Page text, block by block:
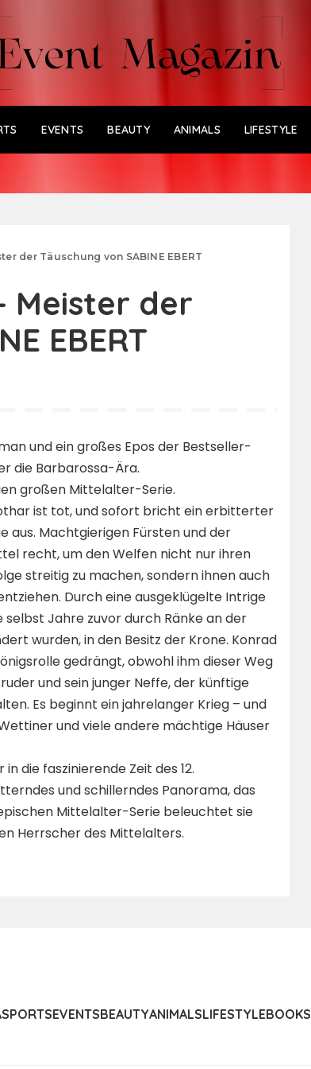
EVENTS BEAUTY ANIMALS LIFESTYLE
der Täuschung von SABINE EBERT
Meister der
EBERT
und ein großes Epos der Bestseller-
die Barbarossa-Ära.
großen Mittelalter-Serie.
ist tot, und sofort bricht ein erbitterter
aus. Machtgierigen Fürsten und der
recht, um den Welfen nicht nur ihren
streitig zu machen, sondern ihnen auch
Durch eine ausgeklügelte Intrige
selbst Jahre zuvor durch Ränke an der
wurden, in den Besitz der Krone. Konrad
gedrängt, obwohl ihm dieser Weg
und sein junger Neffe, der künftige
Es beginnt ein jahrelanger Krieg – und
und viele andere mächtige Häuser
die faszinierende Zeit des 12.
und schillerndes Panorama, das
Mittelalter-Serie beleuchtet sie
Herrscher des Mittelalters.
SPORTSEVENTSBEAUTYANIMALSLIFESTYLEBOOKS